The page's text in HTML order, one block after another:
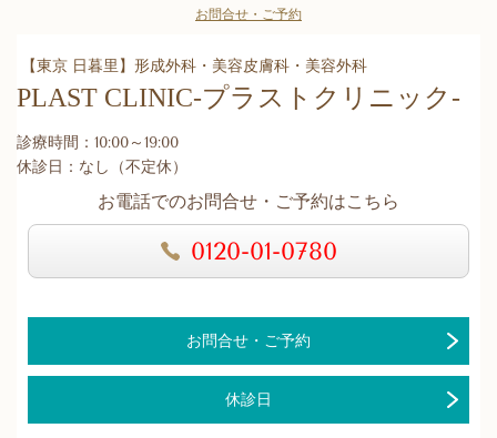
お問合せ・ご予約
【東京 日暮里】形成外科・美容皮膚科・美容外科
PLAST CLINIC-プラストクリニック-
診療時間：10:00～19:00
休診日：なし（不定休）
お電話でのお問合せ・ご予約はこちら
0120-01-0780
お問合せ・ご予約
休診日